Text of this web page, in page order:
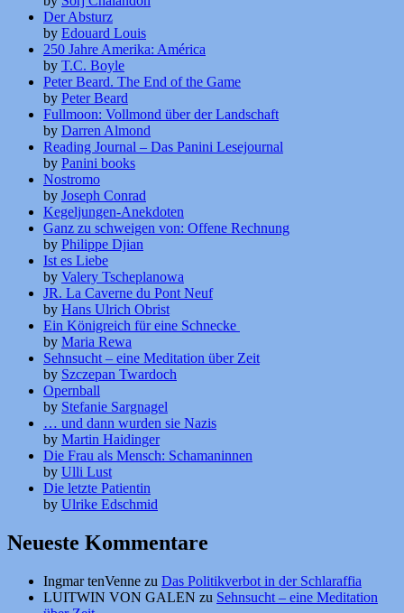
Der Absturz
by Edouard Louis
250 Jahre Amerika: América
by T.C. Boyle
Peter Beard. The End of the Game
by Peter Beard
Fullmoon: Vollmond über der Landschaft
by Darren Almond
Reading Journal – Das Panini Lesejournal
by Panini books
Nostromo
by Joseph Conrad
Kegeljungen-Anekdoten
Ganz zu schweigen von: Offene Rechnung
by Philippe Djian
Ist es Liebe
by Valery Tscheplanowa
JR. La Caverne du Pont Neuf
by Hans Ulrich Obrist
Ein Königreich für eine Schnecke
by Maria Rewa
Sehnsucht – eine Meditation über Zeit
by Szczepan Twardoch
Opernball
by Stefanie Sargnagel
… und dann wurden sie Nazis
by Martin Haidinger
Die Frau als Mensch: Schamaninnen
by Ulli Lust
Die letzte Patientin
by Ulrike Edschmid
Neueste Kommentare
Ingmar tenVenne zu Das Politikverbot in der Schlaraffia
LUITWIN VON GALEN zu Sehnsucht – eine Meditation